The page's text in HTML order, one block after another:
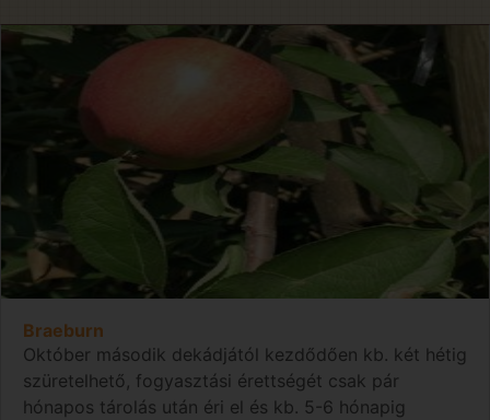
Braeburn
Október második dekádjától kezdődően kb. két hétig
szüretelhető, fogyasztási érettségét csak pár
hónapos tárolás után éri el és kb. 5-6 hónapig